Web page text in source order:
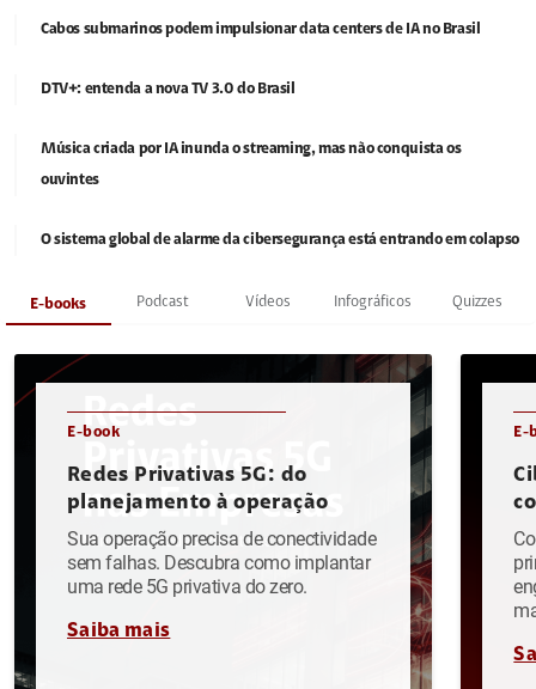
Cabos submarinos podem impulsionar data centers de IA no Brasil
DTV+: entenda a nova TV 3.0 do Brasil
Música criada por IA inunda o streaming, mas não conquista os
ouvintes
O sistema global de alarme da cibersegurança está entrando em colapso
E-books Podcast Vídeos Infográficos Quizzes
E-book
Redes Privativas 5G: do
planejamento à operação
Sua operação precisa de conectividade
sem falhas. Descubra como implantar
uma rede 5G privativa do zero.
Saiba mais
E-